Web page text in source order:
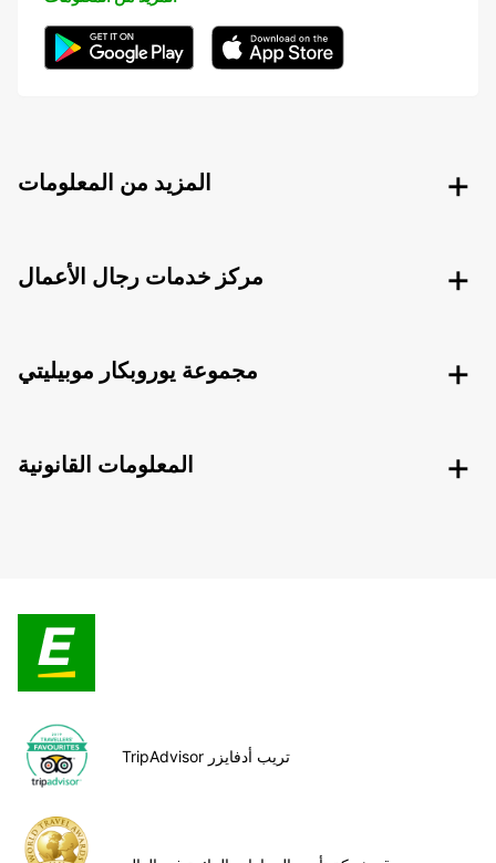
المزيد من المعلومات
مركز خدمات رجال الأعمال
مجموعة يوروبكار موبيليتي
المعلومات القانونية
TripAdvisor تريب أدفايزر